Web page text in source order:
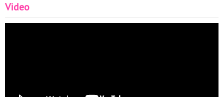
Video